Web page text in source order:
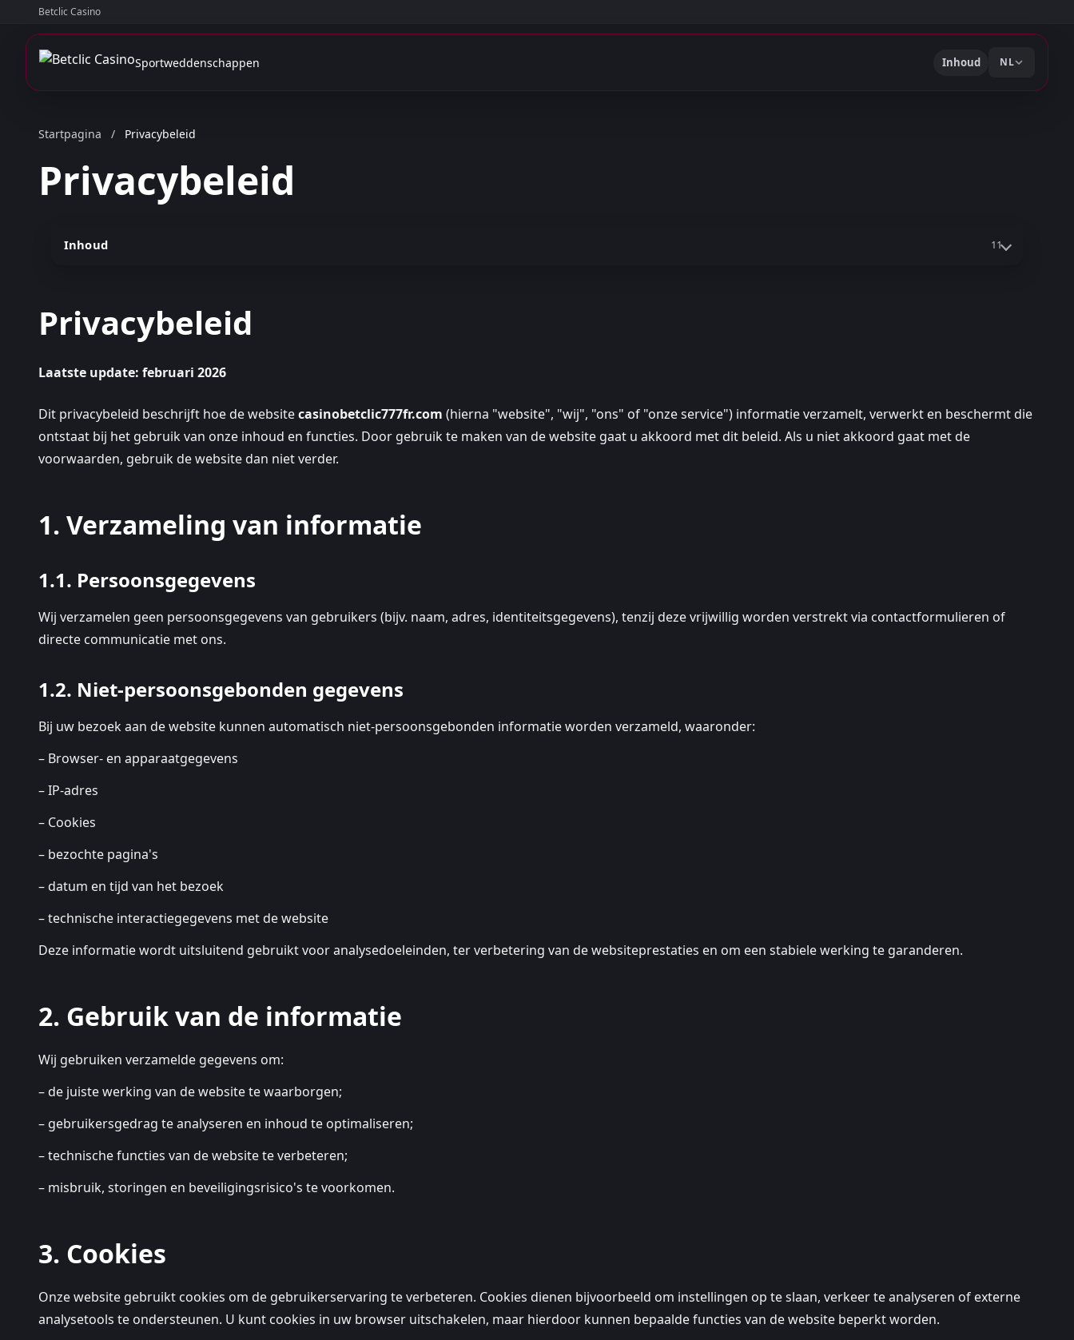
Betclic Casino
Sportweddenschappen Inhoud NL
Startpagina / Privacybeleid
Privacybeleid
Inhoud 11
Privacybeleid
Laatste update: februari 2026
Dit privacybeleid beschrijft hoe de websitecasinobetclic777fr.com (hierna "website", "wij", "ons" of "onze service") informatie verzamelt, verwerkt en beschermt die
ontstaat bij het gebruik van onze inhoud en functies. Door gebruik te maken van de website gaat u akkoord met dit beleid. Als u niet akkoord gaat met de
voorwaarden, gebruik de website dan niet verder.
1. Verzameling van informatie
1.1. Persoonsgegevens
Wij verzamelen geen persoonsgegevens van gebruikers (bijv. naam, adres, identiteitsgegevens), tenzij deze vrijwillig worden verstrekt via contactformulieren of
directe communicatie met ons.
1.2. Niet-persoonsgebonden gegevens
Bij uw bezoek aan de website kunnen automatisch niet-persoonsgebonden informatie worden verzameld, waaronder:
– Browser- en apparaatgegevens
– IP-adres
– Cookies
– bezochte pagina's
– datum en tijd van het bezoek
– technische interactiegegevens met de website
Deze informatie wordt uitsluitend gebruikt voor analysedoeleinden, ter verbetering van de websiteprestaties en om een stabiele werking te garanderen.
2. Gebruik van de informatie
Wij gebruiken verzamelde gegevens om:
– de juiste werking van de website te waarborgen;
– gebruikersgedrag te analyseren en inhoud te optimaliseren;
– technische functies van de website te verbeteren;
– misbruik, storingen en beveiligingsrisico's te voorkomen.
3. Cookies
Onze website gebruikt cookies om de gebruikerservaring te verbeteren. Cookies dienen bijvoorbeeld om instellingen op te slaan, verkeer te analyseren of externe
analysetools te ondersteunen. U kunt cookies in uw browser uitschakelen, maar hierdoor kunnen bepaalde functies van de website beperkt worden.